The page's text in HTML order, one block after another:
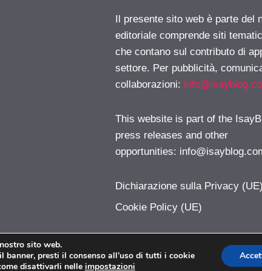
Il presente sito web è parte del
editoriale comprende siti
che contano sul contributo di
settore. Per pubblicità,
collaborazioni:
This website is part of the
press releases and other
opportunities:
Dichiarazione sulla Privacy (UE)
Cookie Policy (UE)
LetteraF.com © 2026. All right reserverd.
sito web.
presti il consenso all’uso di tutti i cookie
disattivarli nelle impostazioni